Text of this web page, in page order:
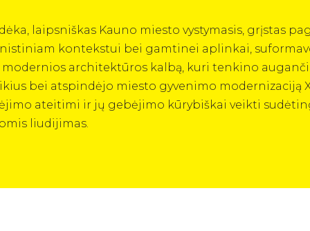
laipsniškas Kauno miesto vystymasis, grįstas
kontekstui bei gamtinei aplinkai,
modernios architektūros kalbą, kuri tenkino
bei atspindėjo miesto gyvenimo modernizaciją
ateitimi ir jų gebėjimo kūrybiškai veikti
liudijimas.